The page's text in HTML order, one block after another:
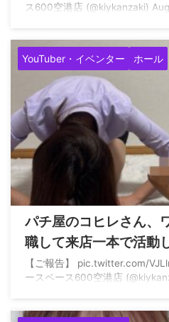
ス600空港店 (@kiykanzaki)
YouTuber・イベンター ホール
パチ屋のコヒレさん、
職して来店一本で活動
一緒に土下座へ
【ご報告】 pic.twitter.com/
ースペース600空港店